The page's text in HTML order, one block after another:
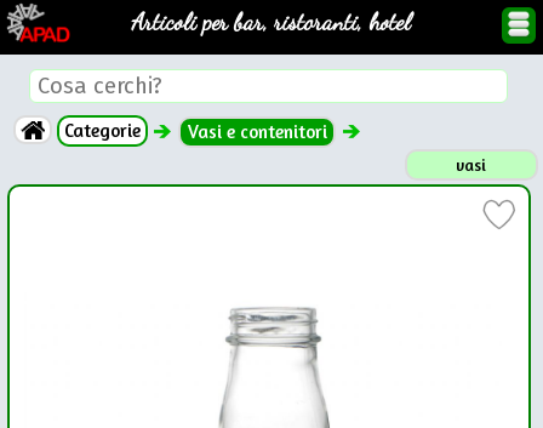
Articoli per bar, ristoranti, hotel
Categorie Vasi e contenitori
vasi